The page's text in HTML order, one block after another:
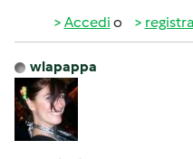
Accedi o
wlapappa